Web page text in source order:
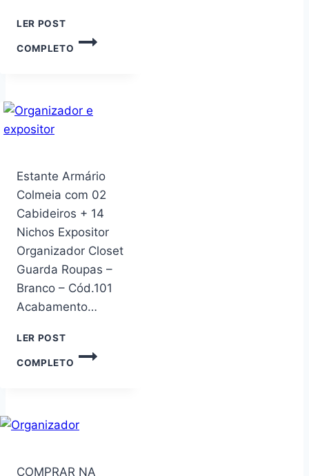
LER POST
COMPLETO
PACOTE
DE
PARA
GELADEIRA
E
FORNO,
ORGANIZADOR
MÓVEL
DE
ESPECIARIAS,
MAGNÉTICA
METAL
Estante Armário
Colmeia com 02
Cabideiros + 14
Nichos Expositor
Organizador Closet
Guarda Roupas –
Branco – Cód.101
Acabamento…
LER POST
COMPLETO
ESTANTE
CABIDEIROS
NICHOS
COMPRAR NA